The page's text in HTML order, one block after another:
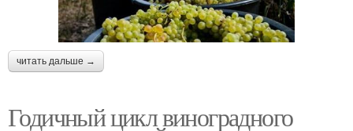
читать дальше →
Годичный цикл виноградного